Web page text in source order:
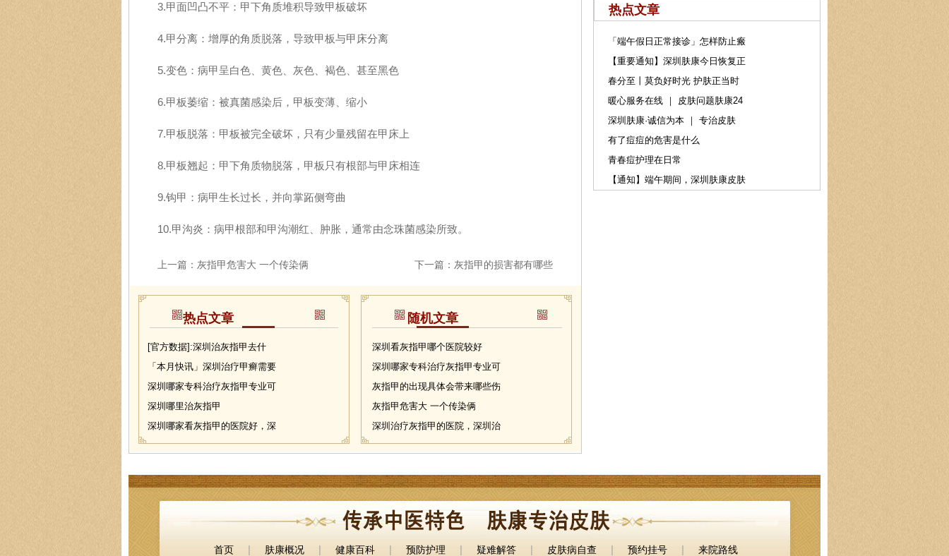
3.甲面凹凸不平：甲下角质堆积导致甲板破坏
4.甲分离：增厚的角质脱落，导致甲板与甲床分离
5.变色：病甲呈白色、黄色、灰色、褐色、甚至黑色
6.甲板萎缩：被真菌感染后，甲板变薄、缩小
7.甲板脱落：甲板被完全破坏，只有少量残留在甲床上
8.甲板翘起：甲下角质物脱落，甲板只有根部与甲床相连
9.钩甲：病甲生长过长，并向掌跖侧弯曲
10.甲沟炎：病甲根部和甲沟潮红、肿胀，通常由念珠菌感染所致。
上一篇： 灰指甲危害大 一个传染俩 下一篇： 灰指甲的损害都有哪些
热点文章
[官方数据]:深圳治灰指甲去什
「本月快讯」深圳治疗甲癣需要
深圳哪家专科治疗灰指甲专业可
深圳哪里治灰指甲
深圳哪家看灰指甲的医院好，深
随机文章
深圳看灰指甲哪个医院较好
深圳哪家专科治疗灰指甲专业可
灰指甲的出现具体会带来哪些伤
灰指甲危害大 一个传染俩
深圳治疗灰指甲的医院，深圳治
热点文章
「端午假日正常接诊」怎样防止瘢
【重要通知】深圳肤康今日恢复正
春分至丨莫负好时光 护肤正当时
暖心服务在线 ｜ 皮肤问题肤康24
深圳肤康·诚信为本 ｜ 专治皮肤
有了痘痘的危害是什么
青春痘护理在日常
【通知】端午期间，深圳肤康皮肤
首页 | 肤康概况 | 健康百科 | 预防护理 | 疑难解答 | 皮肤病自查 | 预约挂号 | 来院路线